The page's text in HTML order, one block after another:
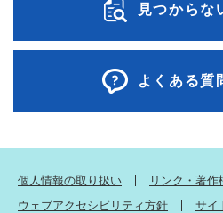
見つからな
よくある質
個人情報の取り扱い
リンク・著
ウェブアクセシビリティ方針
サイ